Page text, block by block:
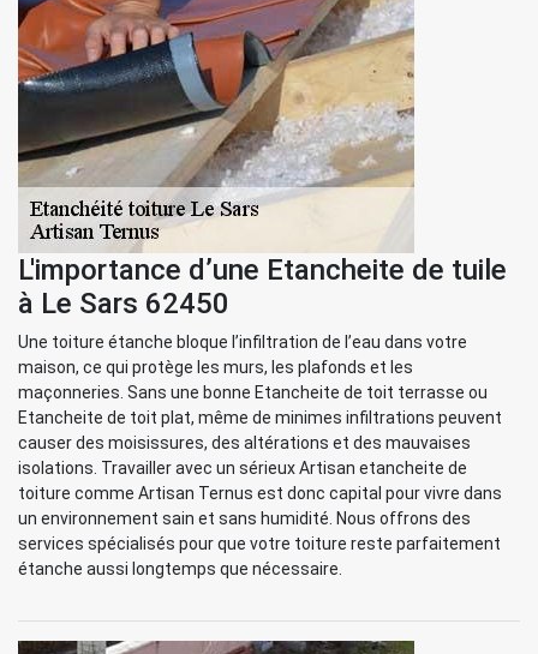
L'importance d’une Etancheite de tuile
à Le Sars 62450
Une toiture étanche bloque l’infiltration de l’eau dans votre
maison, ce qui protège les murs, les plafonds et les
maçonneries. Sans une bonne Etancheite de toit terrasse ou
Etancheite de toit plat, même de minimes infiltrations peuvent
causer des moisissures, des altérations et des mauvaises
isolations. Travailler avec un sérieux Artisan etancheite de
toiture comme Artisan Ternus est donc capital pour vivre dans
un environnement sain et sans humidité. Nous offrons des
services spécialisés pour que votre toiture reste parfaitement
étanche aussi longtemps que nécessaire.